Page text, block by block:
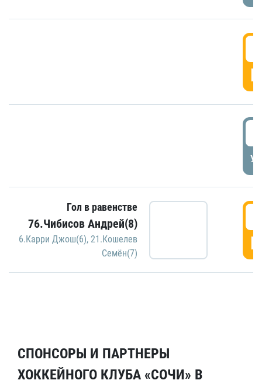
Гол в равенстве
76.Чибисов Андрей(8)
6.Карри Джош(6), 21.Кошелев
Семён(7)
СПОНСОРЫ И ПАРТНЕРЫ
ХОККЕЙНОГО КЛУБА «СОЧИ» В